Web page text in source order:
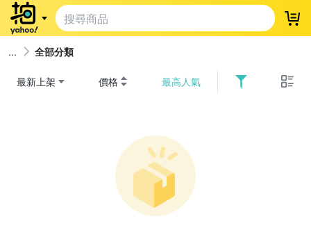
登
全部分類
最新上架 價格 最高人氣